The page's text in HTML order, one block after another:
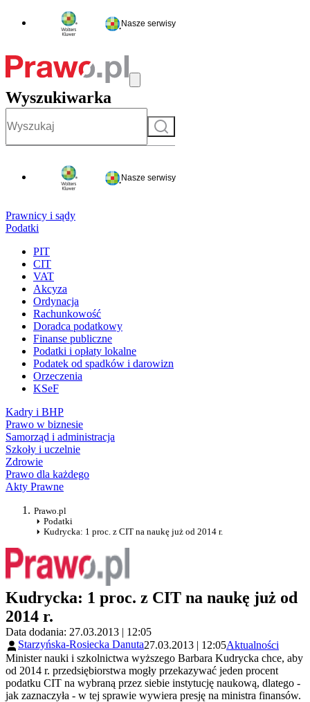
Nasze serwisy
Wyszukiwarka
Szukaj
Nasze serwisy
Prawnicy i sądy
Podatki
PIT
CIT
VAT
Akcyza
Ordynacja
Rachunkowość
Doradca podatkowy
Finanse publiczne
Podatki i opłaty lokalne
Podatek od spadków i darowizn
Orzeczenia
KSeF
Kadry i BHP
Prawo w biznesie
Samorząd i administracja
Szkoły i uczelnie
Zdrowie
Prawo dla każdego
Akty Prawne
Prawo.pl
Podatki
Kudrycka: 1 proc. z CIT na naukę już od 2014 r.
Kudrycka: 1 proc. z CIT na naukę już od
2014 r.
Data dodania: 27.03.2013 | 12:05
Starzyńska-Rosiecka Danuta27.03.2013 | 12:05Aktualności
Minister nauki i szkolnictwa wyższego Barbara Kudrycka chce, aby
od 2014 r. przedsiębiorstwa mogły przekazywać jeden procent
podatku CIT na wybraną przez siebie instytucję naukową, dlatego -
jak zaznaczyła - w tej sprawie wywiera presję na ministra finansów.